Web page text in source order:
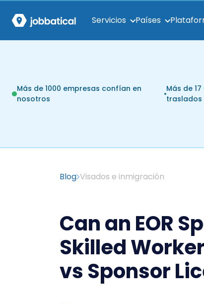
Servicios Países
Más de 1000 empresas confían en
nosotros
Más de 17
traslados
Blog Visados e inmigración
Can an EOR
Skilled
vs Sponsor